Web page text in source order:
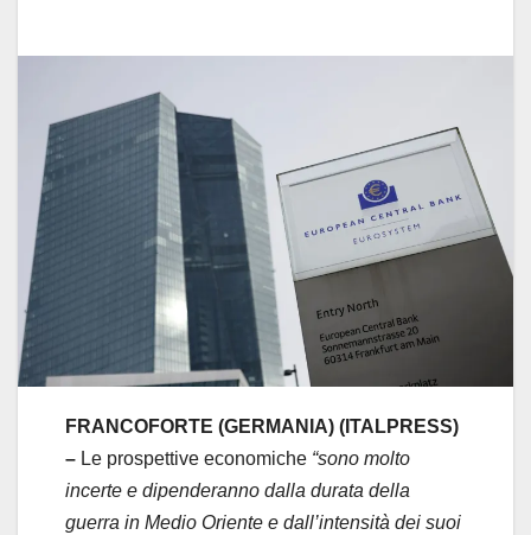
FRANCOFORTE (GERMANIA) (ITALPRESS)
– Le prospettive economiche “sono molto
incerte e dipenderanno dalla durata della
guerra in Medio Oriente e dall’intensità dei suoi